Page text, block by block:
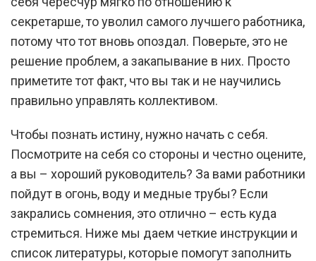
секретарше, то уволил самого лучшего работника,
потому что тот вновь опоздал. Поверьте, это не
решение проблем, а закапывание в них. Просто
приметите тот факт, что вы так и не научились
правильно управлять коллективом.
Чтобы познать истину, нужно начать с себя.
Посмотрите на себя со стороны и честно оцените,
а вы – хороший руководитель? За вами работники
пойдут в огонь, воду и медные трубы? Если
закрались сомнения, это отлично – есть куда
стремиться. Ниже мы даем четкие инструкции и
список литературы, которые помогут заполнить